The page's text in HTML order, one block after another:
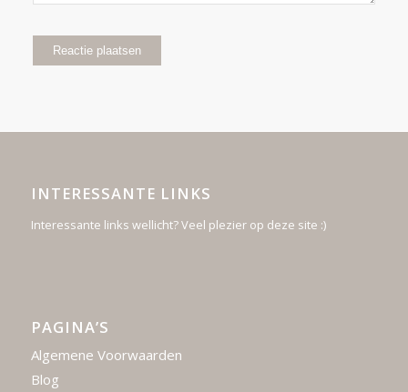
INTERESSANTE LINKS
Interessante links wellicht? Veel plezier op deze site :)
PAGINA’S
Algemene Voorwaarden
Blog